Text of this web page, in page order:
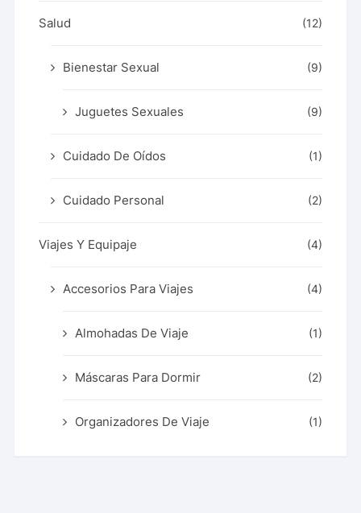
Salud (12)
Bienestar Sexual (9)
Juguetes Sexuales (9)
Cuidado De Oídos (1)
Cuidado Personal (2)
Viajes Y Equipaje (4)
Accesorios Para Viajes (4)
Almohadas De Viaje (1)
Máscaras Para Dormir (2)
Organizadores De Viaje (1)